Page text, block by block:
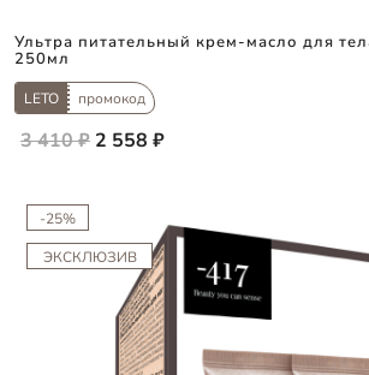
Ультра питательный крем-масло для
250мл
LETO промокод
3 410 ₽ 2 558 ₽
-25%
ЭКСКЛЮЗИВ